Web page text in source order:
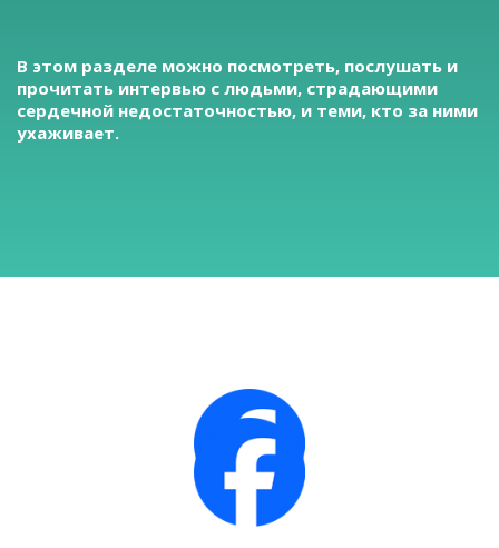
В этом разделе можно посмотреть, послушать и
прочитать интервью с людьми, страдающими
сердечной недостаточностью, и теми, кто за ними
ухаживает.